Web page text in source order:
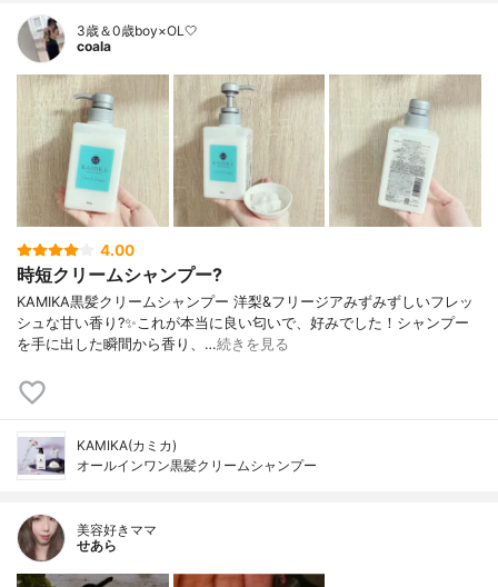
3歳＆0歳boy×OL🤍
coala
4.00
時短クリームシャンプー?
KAMIKA黒髪クリームシャンプー 洋梨&フリージアみずみずしいフレッ
シュな甘い香り?✨これが本当に良い匂いで、好みでした！シャンプー
を手に出した瞬間から香り、…続きを見る
KAMIKA(カミカ)
オールインワン黒髪クリームシャンプー
美容好きママ
せあら